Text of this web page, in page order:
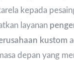
kepada
layanan
kustom
depan yang